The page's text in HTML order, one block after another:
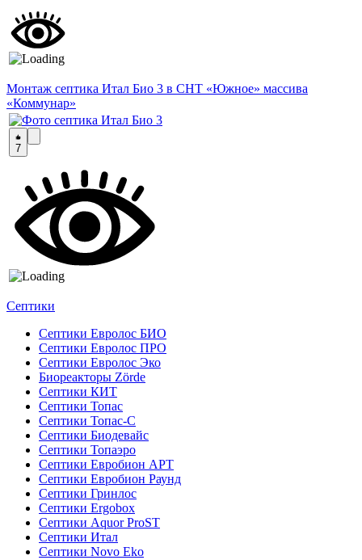
Монтаж септика Итал Био 3 в СНТ «Южное» массива
«Коммунар»
7
Септики
Септики Евролос БИО
Септики Евролос ПРО
Септики Евролос Эко
Биореакторы Zörde
Септики КИТ
Септики Топас
Септики Топас-С
Септики Биодевайс
Септики Топаэро
Септики Евробион АРТ
Септики Евробион Раунд
Септики Гринлос
Септики Ergobox
Септики Aquor ProST
Септики Итал
Септики Novo Eko